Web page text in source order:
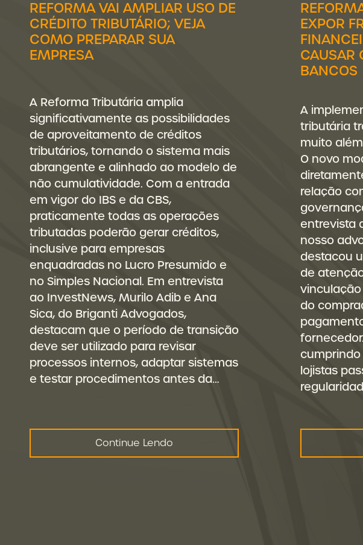
REFORMA VAI AMPLIAR USO DE
CRÉDITO TRIBUTÁRIO; VEJA
COMO PREPARAR SUA
EMPRESA
A Reforma Tributária amplia
significativamente as possibilidades
de aproveitamento de créditos
tributários, tornando o sistema mais
abrangente e alinhado ao modelo de
não cumulatividade. Com a entrada
em vigor do IBS e da CBS,
praticamente todas as operações
tributadas poderão gerar créditos,
inclusive para empresas
enquadradas no Lucro Presumido e
no Simples Nacional. Em entrevista
ao InvestNews, Murilo Adib e Ana
Sica, do Briganti Advogados,
destacam que o período de transição
deve ser utilizado para revisar
processos internos, adaptar sistemas
e testar procedimentos antes da…
Continue Lendo
EXPOR
CAUSAR
BANCOS
A
tributária
muito
O novo
relação
entrevista
nosso
destacou
de
do
cumprindo
lojistas